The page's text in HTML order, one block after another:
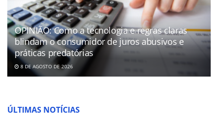
OPINIÃO: Como a tecnologia e regras claras
blindam o consumidor de juros abusivos e
práticas predatórias
8 DE AGOSTO DE 2026
ÚLTIMAS NOTÍCIAS